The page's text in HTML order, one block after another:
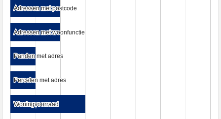
Adressen met postcode
Adressen met postcode
Adressen met woonfunctie
Adressen met woonfunctie
Panden met adres
Panden met adres
Percelen met adres
Percelen met adres
Woningvoorraad
Woningvoorraad